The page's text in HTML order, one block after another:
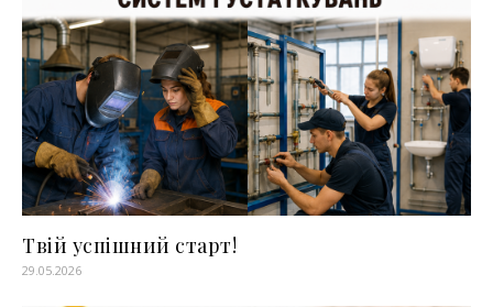
Твій успішний старт!
29.05.2026